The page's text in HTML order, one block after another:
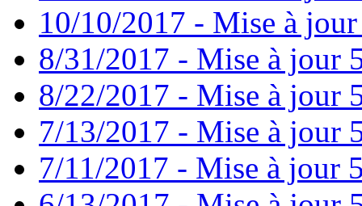
10/10/2017 - Mise à
8/31/2017 - Mise à jour
8/22/2017 - Mise à jour
7/13/2017 - Mise à jour
7/11/2017 - Mise à jour